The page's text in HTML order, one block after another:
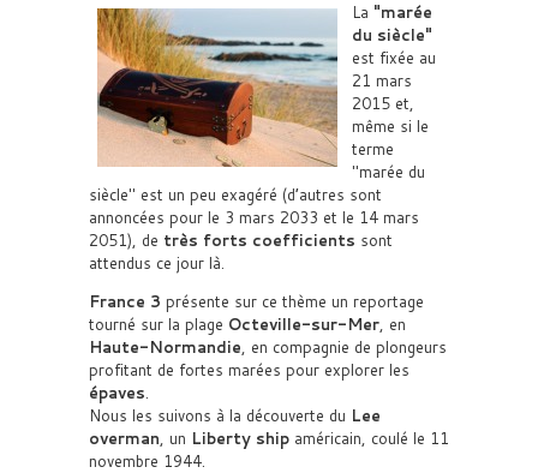
La
marée
du siècle
est fixée au
21 mars
2015 et,
même si le
terme
marée du
siècle
est un peu exagéré (d’autres sont
annoncées pour le 3 mars 2033 et le 14 mars
2051), de très forts coefficients sont
attendus ce jour là.
France 3 présente sur ce thème un reportage
tourné sur la plage Octeville-sur-Mer, en
Haute-Normandie, en compagnie de plongeurs
profitant de fortes marées pour explorer les
épaves.
Nous les suivons à la découverte du Lee
overman, un Liberty ship américain, coulé le 11
novembre 1944.